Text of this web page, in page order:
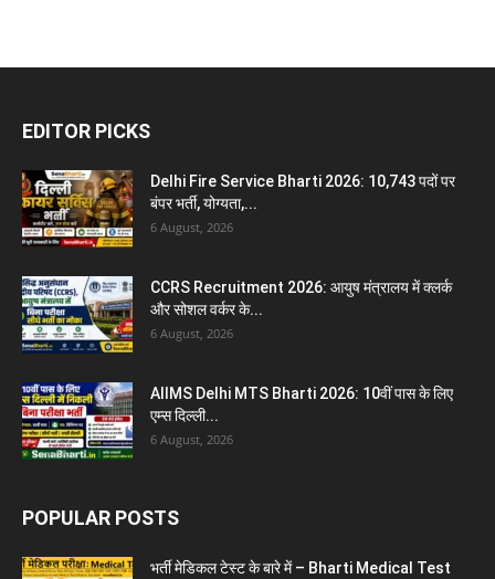
EDITOR PICKS
Delhi Fire Service Bharti 2026: 10,743 पदों पर
बंपर भर्ती, योग्यता,...
6 August, 2026
CCRS Recruitment 2026: आयुष मंत्रालय में क्लर्क
और सोशल वर्कर के...
6 August, 2026
AIIMS Delhi MTS Bharti 2026: 10वीं पास के लिए
एम्स दिल्ली...
6 August, 2026
POPULAR POSTS
भर्ती मेडिकल टेस्ट के बारे में – Bharti Medical Test